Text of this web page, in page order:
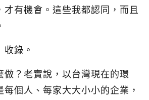
才有機會。這些我都認同，而且
收錄。
做？老實說，以台灣現在的環
個人、每家大大小小的企業，